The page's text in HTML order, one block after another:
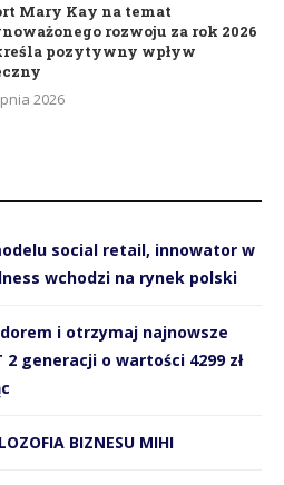
Mary Kay na temat
rozwoju za rok 2026
pozytywny wpływ
2026
social retail, innowator w
wchodzi na rynek polski
i otrzymaj najnowsze
generacji o wartości 4299 zł
BIZNESU MIHI